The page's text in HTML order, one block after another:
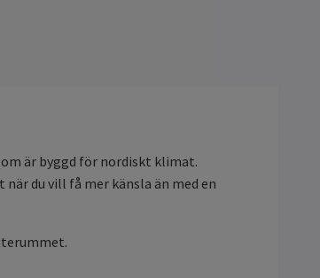
är byggd för nordiskt klimat.
du vill få mer känsla än med en